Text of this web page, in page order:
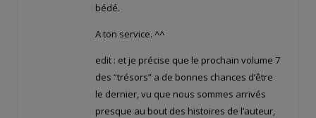
bédé.
A ton service. ^^
edit : et je précise que le prochain volume 7
des “trésors” a de bonnes chances d’être
le dernier, vu que nous sommes arrivés
presque au bout des histoires de l’auteur,